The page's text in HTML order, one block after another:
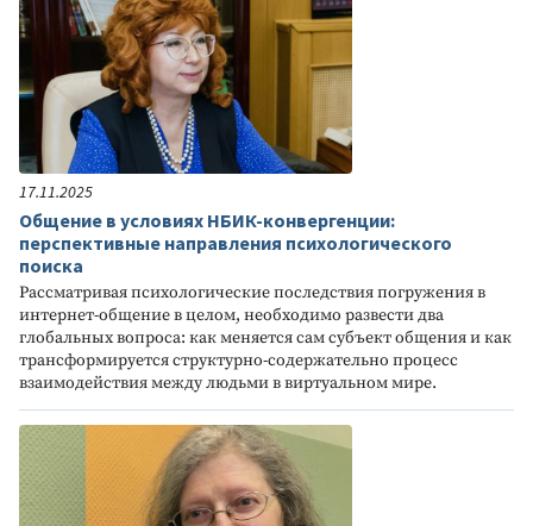
17.11.2025
Общение в условиях НБИК-конвергенции:
перспективные направления психологического
поиска
Рассматривая психологические последствия погружения в
интернет-общение в целом, необходимо развести два
глобальных вопроса: как меняется сам субъект общения и как
трансформируется структурно-содержательно процесс
взаимодействия между людьми в виртуальном мире.